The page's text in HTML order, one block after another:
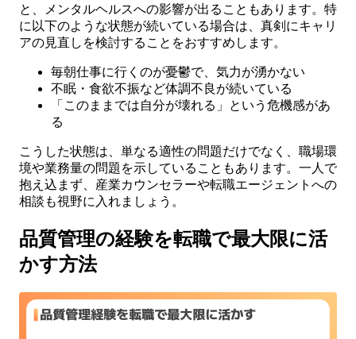
と、メンタルヘルスへの影響が出ることもあります。特
に以下のような状態が続いている場合は、真剣にキャリ
アの見直しを検討することをおすすめします。
毎朝仕事に行くのが憂鬱で、気力が湧かない
不眠・食欲不振など体調不良が続いている
「このままでは自分が壊れる」という危機感があ
る
こうした状態は、単なる適性の問題だけでなく、職場環
境や業務量の問題を示していることもあります。一人で
抱え込まず、産業カウンセラーや転職エージェントへの
相談も視野に入れましょう。
品質管理の経験を転職で最大限に活
かす方法